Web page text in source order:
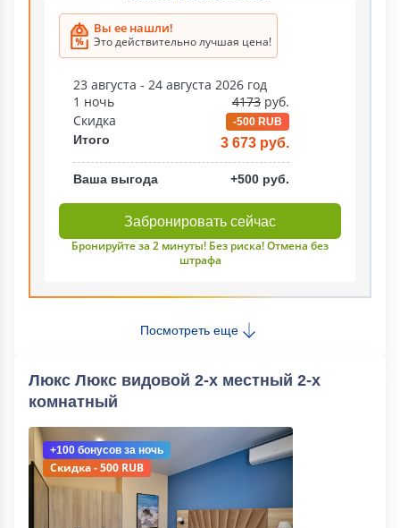
Вы ее нашли!
Это действительно лучшая цена!
23 августа - 24 августа 2026 год
1 ночь
4173 руб.
Скидка
-500 RUB
Итого 3 673 руб.
Ваша выгода +500 руб.
Забронировать сейчас
Бронируйте за 2 минуты! Без риска! Отмена без
штрафа
Посмотреть еще
Люкс Люкс видовой 2-х местный 2-х
комнатный
+100 бонусов за ночь
Скидка - 500 RUB